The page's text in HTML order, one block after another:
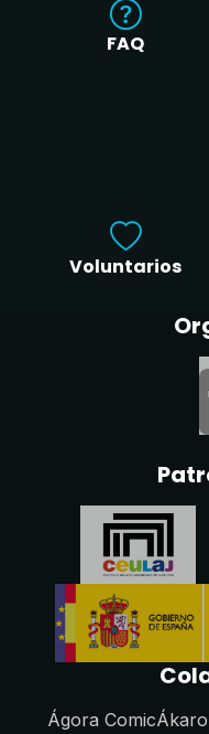
FAQ
Voluntarios
Ágora Comic